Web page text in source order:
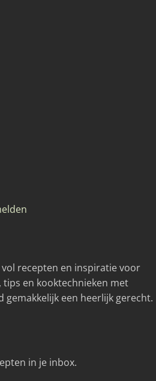
vol recepten en inspiratie voor
en kooktechnieken met
gemakkelijk een heerlijk gerecht.
in je inbox.